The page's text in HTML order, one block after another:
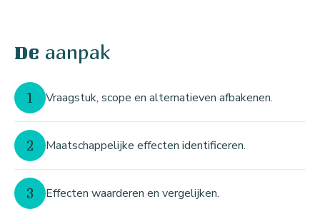
De aanpak
1 Vraagstuk, scope en alternatieven afbakenen.
2 Maatschappelijke effecten identificeren.
3 Effecten waarderen en vergelijken.